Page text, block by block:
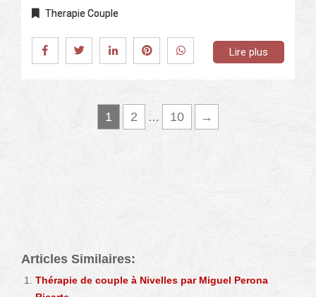
Therapie Couple
Lire plus
1 2 … 10 →
Articles Similaires:
Thérapie de couple à Nivelles par Miguel Perona